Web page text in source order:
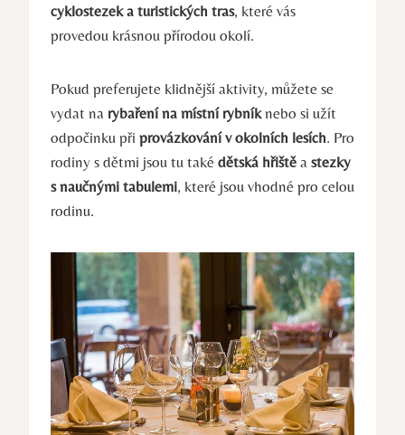
cyklostezek a turistických tras, které vás
provedou krásnou přírodou okolí.
Pokud preferujete klidnější aktivity, můžete se
vydat na rybaření na místní rybníknebo si užít
odpočinku při provázkování v okolních lesích. Pro
rodiny s dětmi jsou tu také dětská hřiště a stezky
s naučnými tabulemi, které jsou vhodné pro celou
rodinu.